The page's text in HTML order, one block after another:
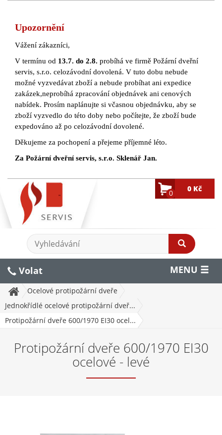
Upozornění
Vážení zákazníci,
V termínu od 13.7. do 2.8. probíhá ve firmě Požární dveřní
servis, s.r.o. celozávodní dovolená. V tuto dobu nebude
možné vyzvedávat zboží a nebude probíhat ani expedice
zakázek,neprobíhá zpracování objednávek ani cenových
nabídek. Prosím naplánujte si včasnou objednávku, aby se
zboží vyzvedlo do této doby nebo počítejte, že zboží bude
expedováno až po celozávodní dovolené.
Děkujeme za pochopení a přejeme příjemné léto.
Za Požární dveřní servis, s.r.o. Sklenář Jan.
0 0 Kč
MENU
Volat
Ocelové protipožární dveře
Jednokřídlé ocelové protipožární dveř...
Protipožární dveře 600/1970 EI30 ocel...
Protipožární dveře 600/1970 EI30
ocelové - levé